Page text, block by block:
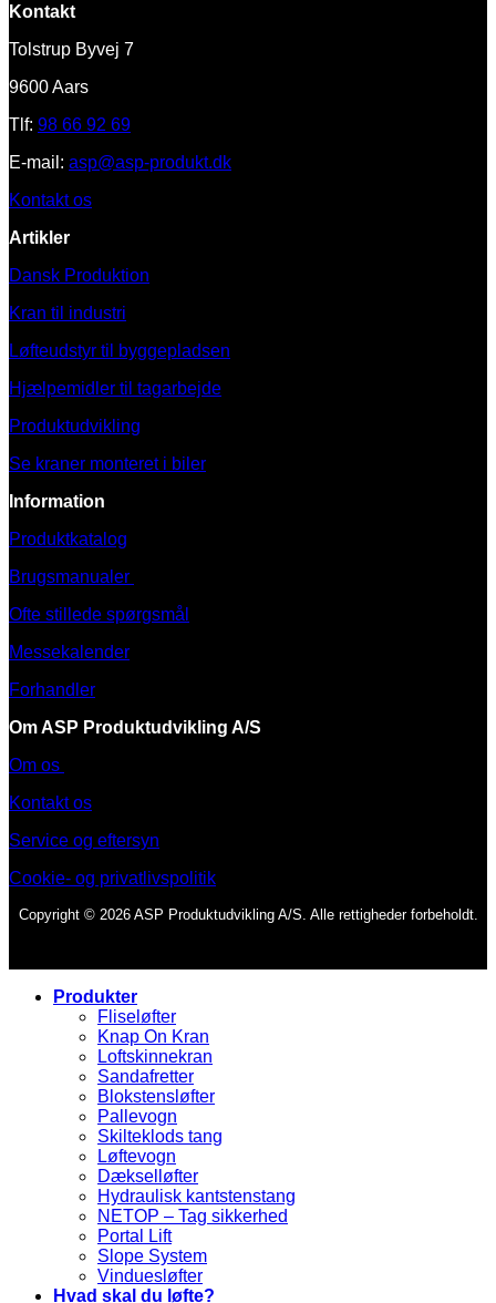
Kontakt
Tolstrup Byvej 7
9600 Aars
Tlf: 98 66 92 69
E-mail: asp@asp-produkt.dk
Kontakt os
Artikler
Dansk Produktion
Kran til industri
Løfteudstyr til byggepladsen
Hjælpemidler til tagarbejde
Produktudvikling
Se kraner monteret i biler
Information
Produktkatalog
Brugsmanualer
Ofte stillede spørgsmål
Messekalender
Forhandler
Om ASP Produktudvikling A/S
Om os
Kontakt os
Service og eftersyn
Cookie- og privatlivspolitik
Copyright © 2026 ASP Produktudvikling A/S. Alle rettigheder forbeholdt.
Produkter
Fliseløfter
Knap On Kran
Loftskinnekran
Sandafretter
Blokstensløfter
Pallevogn
Skilteklods tang
Løftevogn
Dækselløfter
Hydraulisk kantstenstang
NETOP – Tag sikkerhed
Portal Lift
Slope System
Vinduesløfter
Hvad skal du løfte?